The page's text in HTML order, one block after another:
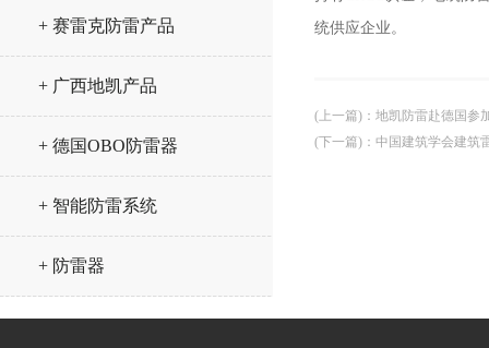
+ 赛雷克防雷产品
+ 广西地凯产品
+ 德国OBO防雷器
+ 智能防雷系统
+ 防雷器
统供应企业。
(上一篇) ： 地凯防雷赴德国参
(下一篇) ： 中国建筑学会建筑